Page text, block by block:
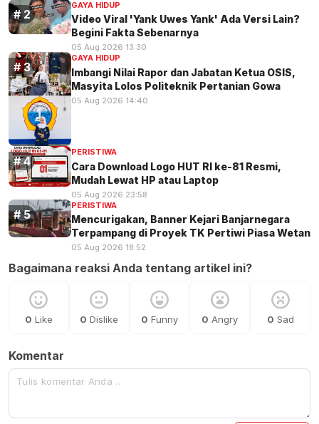
GAYA HIDUP
Video Viral 'Yank Uwes Yank' Ada Versi Lain?
Begini Fakta Sebenarnya
05 Aug 2026 13:30
GAYA HIDUP
Imbangi Nilai Rapor dan Jabatan Ketua OSIS,
Masyita Lolos Politeknik Pertanian Gowa
05 Aug 2026 14:40
PERISTIWA
Cara Download Logo HUT RI ke-81 Resmi,
Mudah Lewat HP atau Laptop
05 Aug 2026 23:58
PERISTIWA
Mencurigakan, Banner Kejari Banjarnegara
Terpampang di Proyek TK Pertiwi Piasa Wetan
05 Aug 2026 18:52
Bagaimana reaksi Anda tentang artikel ini?
0 Like 0 Dislike 0 Funny 0 Angry 0 Sad
Komentar